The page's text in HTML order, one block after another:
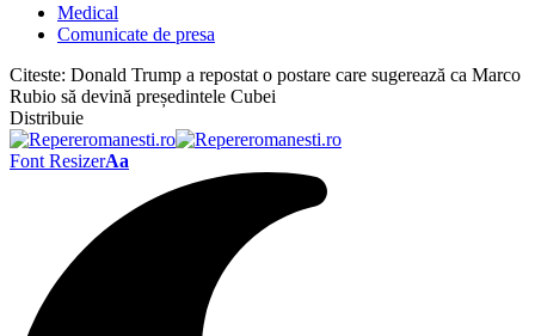
Medical
Comunicate de presa
Citeste: Donald Trump a repostat o postare care sugerează ca Marco
Rubio să devină președintele Cubei
Distribuie
Font ResizerAa